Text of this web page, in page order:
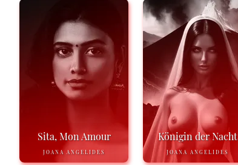
Sita, Mon Amour
JOANA ANGELIDES
Königin der Nacht
JOANA ANGELIDES